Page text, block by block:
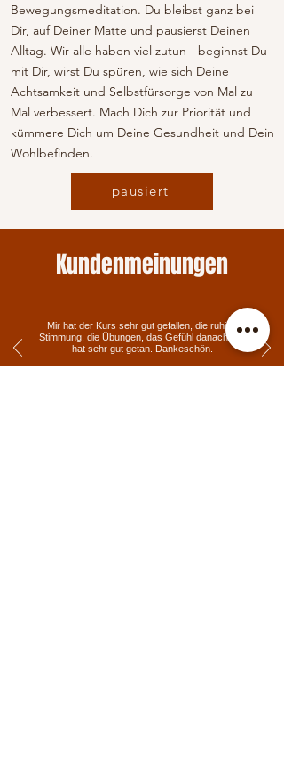
Bewegungsmeditation. Du bleibst ganz bei
Dir, auf Deiner Matte und pausierst Deinen
Alltag. Wir alle haben viel zutun - beginnst Du
mit Dir, wirst Du spüren, wie sich Deine
Achtsamkeit und Selbstfürsorge von Mal zu
Mal verbessert. Mach Dich zur Priorität und
kümmere Dich um Deine Gesundheit und Dein
Wohlbefinden.
pausiert
Kundenmeinungen
Mir hat der Kurs sehr gut gefallen, die ruhige
Stimmung, die Übungen, das Gefühl danach. Es
hat sehr gut getan. Dankeschön.